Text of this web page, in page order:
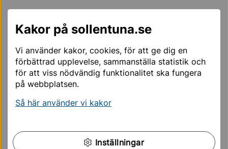
Kakor på sollentuna.se
Vi använder kakor, cookies, för att ge dig en
förbättrad upplevelse, sammanställa statistik och
för att viss nödvändig funktionalitet ska fungera
på webbplatsen.
Så här använder vi kakor
Inställningar
Mer läsning för dig
Arena Satelliten B
Arena Satelliten A
Arena Satelliten